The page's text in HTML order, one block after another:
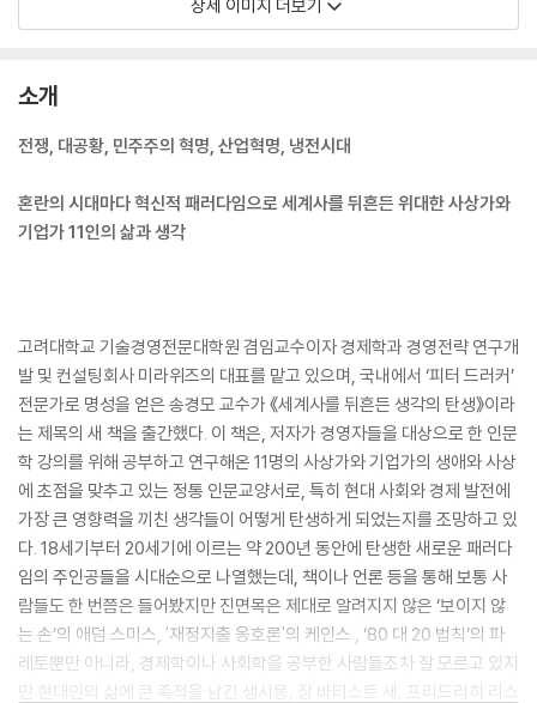
상세 이미지 더보기
소개
전쟁, 대공황, 민주주의 혁명, 산업혁명, 냉전시대
혼란의 시대마다 혁신적 패러다임으로 세계사를 뒤흔든 위대한 사상가와
기업가 11인의 삶과 생각
고려대학교 기술경영전문대학원 겸임교수이자 경제학과 경영전략 연구개
발 및 컨설팅회사 미라위즈의 대표를 맡고 있으며, 국내에서 ‘피터 드러커’
전문가로 명성을 얻은 송경모 교수가 《세계사를 뒤흔든 생각의 탄생》이라
는 제목의 새 책을 출간했다. 이 책은, 저자가 경영자들을 대상으로 한 인문
학 강의를 위해 공부하고 연구해온 11명의 사상가와 기업가의 생애와 사상
에 초점을 맞추고 있는 정통 인문교양서로, 특히 현대 사회와 경제 발전에
가장 큰 영향력을 끼친 생각들이 어떻게 탄생하게 되었는지를 조망하고 있
다. 18세기부터 20세기에 이르는 약 200년 동안에 탄생한 새로운 패러다
임의 주인공들을 시대순으로 나열했는데, 책이나 언론 등을 통해 보통 사
람들도 한 번쯤은 들어봤지만 진면목은 제대로 알려지지 않은 ‘보이지 않
는 손’의 애덤 스미스, '재정지출 옹호론'의 케인스 , ‘80 대 20 법칙’의 파
레토뿐만 아니라, 경제학이나 사회학을 공부한 사람들조차 잘 모르고 있지
만 현대인의 삶에 큰 족적을 남긴 생시몽, 장 바티스트 세, 프리드리히 리스